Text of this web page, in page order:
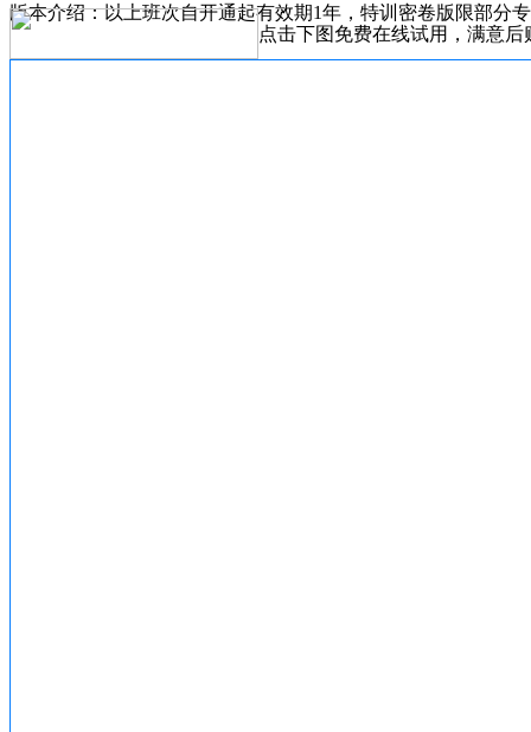
版本介绍：以上班次自开通起有效期1年，特训密卷版限部分
点击下图免费在线试用，满意后